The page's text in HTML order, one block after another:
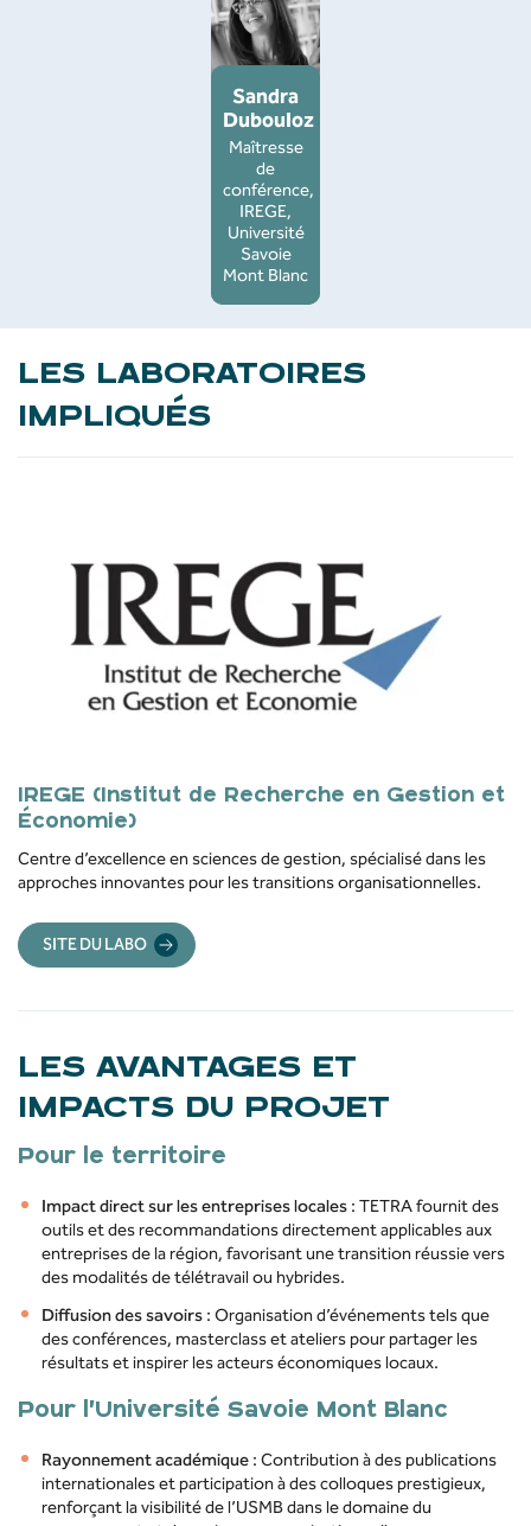
Sandra
Dubouloz
Maîtresse
de
conférence,
IREGE,
Université
Savoie
Mont Blanc
LES LABORATOIRES
IMPLIQUÉS
IREGE (Institut de Recherche en Gestion et
Économie)
Centre d’excellence en sciences de gestion, spécialisé dans les
approches innovantes pour les transitions organisationnelles.
SITE DU LABO
LES AVANTAGES ET
IMPACTS DU PROJET
Pour le territoire
Impact direct sur les entreprises locales : TETRA fournit des
outils et des recommandations directement applicables aux
entreprises de la région, favorisant une transition réussie vers
des modalités de télétravail ou hybrides.
Diffusion des savoirs : Organisation d’événements tels que
des conférences, masterclass et ateliers pour partager les
résultats et inspirer les acteurs économiques locaux.
Pour l’Université Savoie Mont Blanc
Rayonnement académique : Contribution à des publications
internationales et participation à des colloques prestigieux,
renforçant la visibilité de l’USMB dans le domaine du